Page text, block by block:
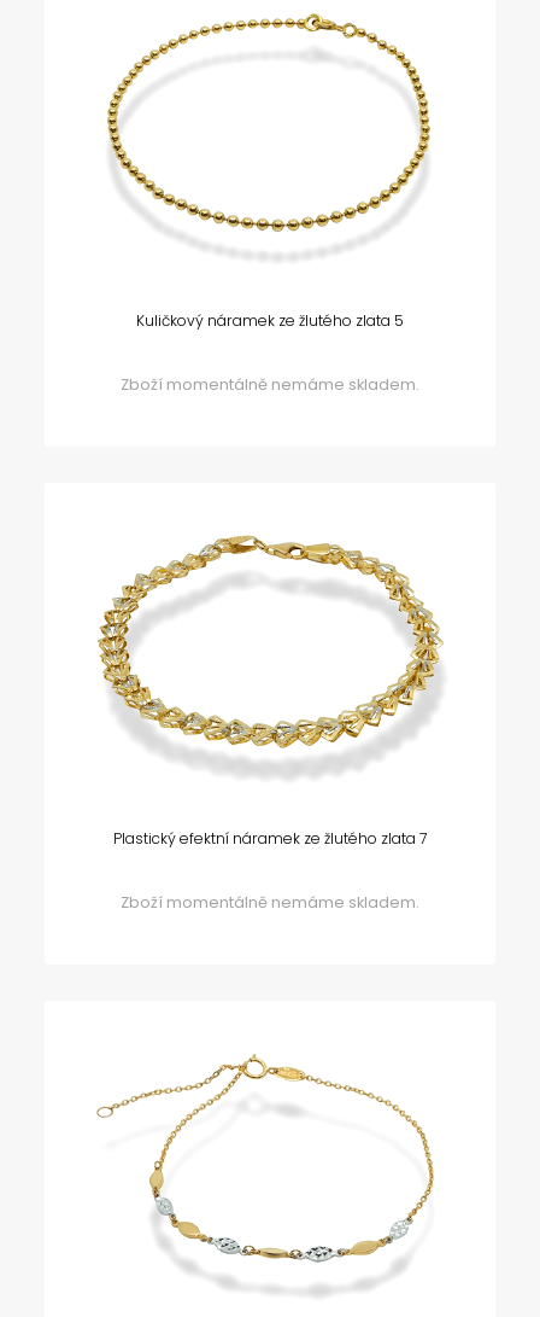
Kuličkový náramek ze žlutého zlata 5
Zboží momentálně nemáme skladem.
Plastický efektní náramek ze žlutého zlata 7
Zboží momentálně nemáme skladem.